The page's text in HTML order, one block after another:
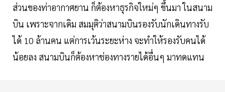
ส่วนของท่าอากาศยาน ก็ต้องหาธุรกิจใหม่ๆ ขึ้นมา ในสนาม
บิน เพราะจากเดิม สมมุติว่าสนามบินรองรับนักเดินทางรับ
ได้ 10 ล้านคน แต่การเว้นระยะห่าง จะทำให้รองรับคนได้
น้อยลง สนามบินก็ต้องหาช่องทางรายได้อื่นๆ มาทดแทน